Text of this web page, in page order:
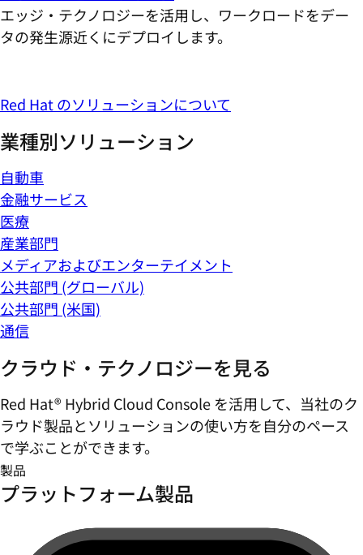
エッジ・テクノロジーを活用し、ワークロードをデー
タの発生源近くにデプロイします。
Red Hat のソリューションについて
業種別ソリューション
自動車
金融サービス
医療
産業部門
メディアおよびエンターテイメント
公共部門 (グローバル)
公共部門 (米国)
通信
クラウド・テクノロジーを見る
Red Hat® Hybrid Cloud Console を活用して、当社のク
ラウド製品とソリューションの使い方を自分のペース
で学ぶことができます。
製品
プラットフォーム製品